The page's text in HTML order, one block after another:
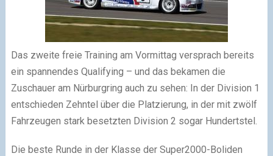
Das zweite freie Training am Vormittag versprach bereits
ein spannendes Qualifying – und das bekamen die
Zuschauer am Nürburgring auch zu sehen: In der Division 1
entschieden Zehntel über die Platzierung, in der mit zwölf
Fahrzeugen stark besetzten Division 2 sogar Hundertstel.
Die beste Runde in der Klasse der Super2000-Boliden